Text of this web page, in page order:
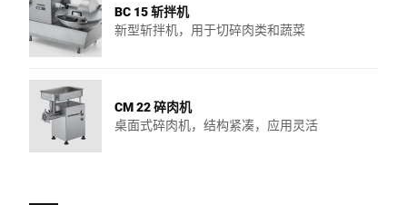
BC 15 斩拌机
新型斩拌机，用于切碎肉类和蔬菜
CM 22 碎肉机
桌面式碎肉机，结构紧凑，应用灵活